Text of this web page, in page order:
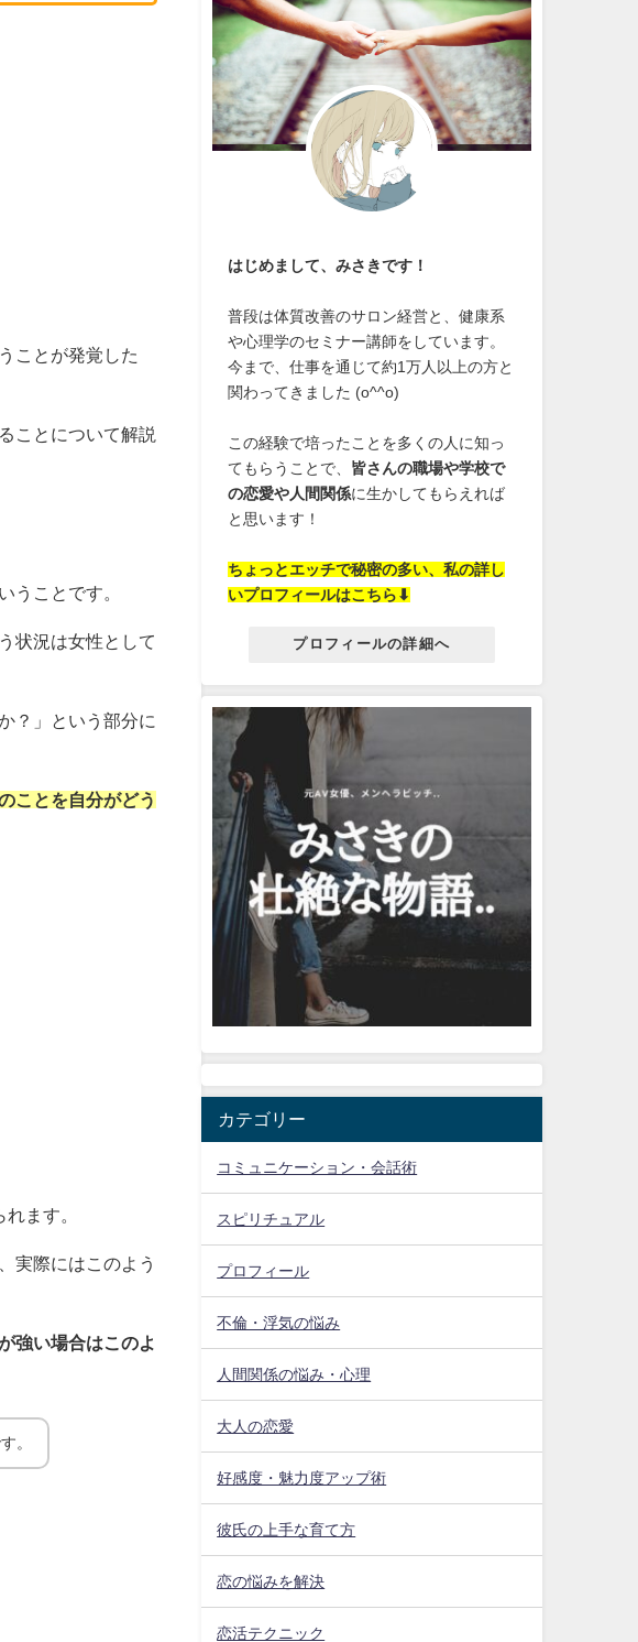
ことが発覚した
ことについて解説
うことです。
状況は女性として
？」という部分に
ことを自分がどう
ます。
実際にはこのよう
強い場合はこのよ
。
はじめまして、みさきです！
普段は体質改善のサロン経営と、健康系
や心理学のセミナー講師をしています。
今まで、仕事を通じて約1万人以上の方と
関わってきました (o^^o)
この経験で培ったことを多くの人に知っ
てもらうことで、 皆さんの職場や学校で
の恋愛や人間関係に生かしてもらえれば
と思います！
ちょっとエッチで秘密の多い、私の詳し
いプロフィールはこちら⬇︎
プロフィールの詳細へ
カテゴリー
コミュニケーション・会話術
スピリチュアル
プロフィール
不倫・浮気の悩み
人間関係の悩み・心理
大人の恋愛
好感度・魅力度アップ術
彼氏の上手な育て方
恋の悩みを解決
恋活テクニック